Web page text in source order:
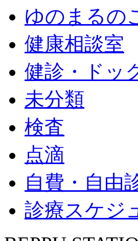
ゆのまるの
健康相談室
健診・ドッ
未分類
検査
点滴
自費・自由
診療スケジ